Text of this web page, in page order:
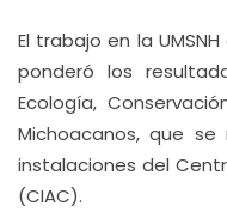
El trabajo en la
ponderó los
Ecología,
Michoacanos, que
instalaciones del
(CIAC).